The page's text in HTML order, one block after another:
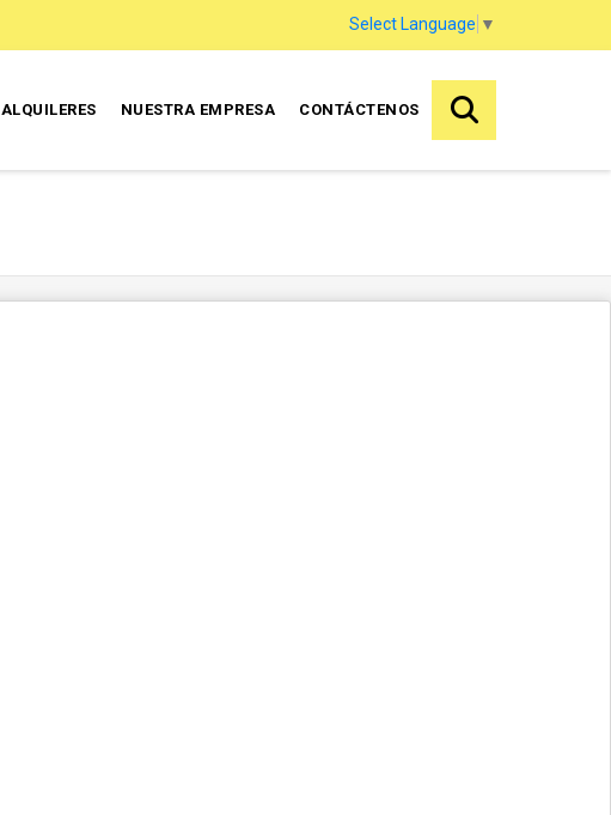
Select Language ▼
ALQUILERES NUESTRA EMPRESA CONTÁCTENOS